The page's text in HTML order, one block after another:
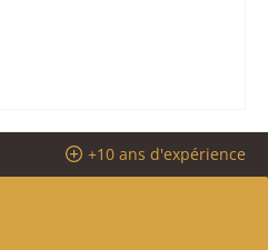
+10 ans d'expérience